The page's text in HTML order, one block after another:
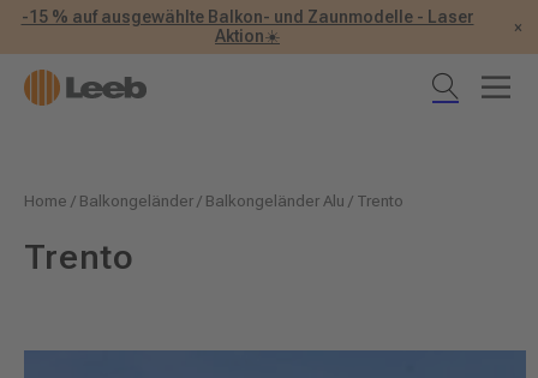
-15 % auf ausgewählte Balkon- und Zaunmodelle - Laser
Aktion☀️
×
Home / Balkongeländer/ Balkongeländer Alu / Trento
Trento